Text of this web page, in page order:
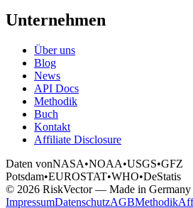
Unternehmen
Über uns
Blog
News
API Docs
Methodik
Buch
Kontakt
Affiliate Disclosure
Daten vonNASA•NOAA•USGS•GFZ
Potsdam•EUROSTAT•WHO•DeStatis
© 2026 RiskVector — Made in
ImpressumDatenschutzAGBMethodik